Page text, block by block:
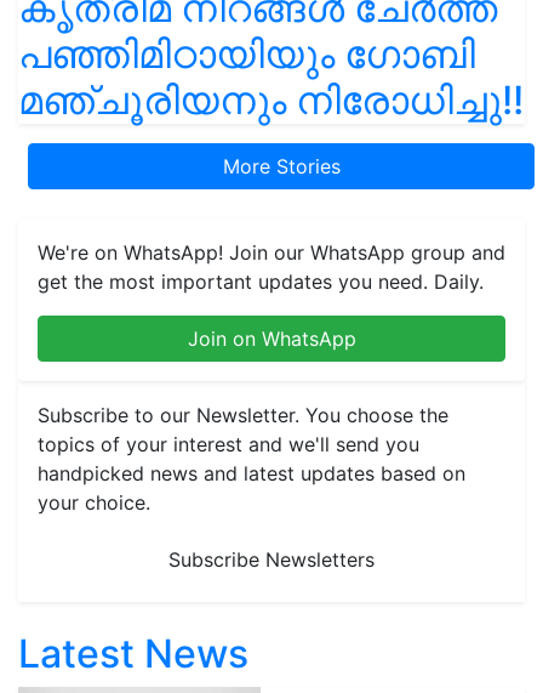
പഞ്ഞിമിഠായിയും ഗോബി
മഞ്ചൂരിയനും നിരോധിച്ചു!!
More Stories
We're on WhatsApp! Join our WhatsApp group and
get the most important updates you need. Daily.
Join on WhatsApp
Subscribe to our Newsletter. You choose the
topics of your interest and we'll send you
handpicked news and latest updates based on
your choice.
Subscribe Newsletters
Latest News